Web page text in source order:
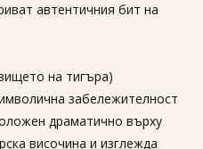
автентичния бит на
на тигъра)
забележителност
драматично върху
височина и изглежда